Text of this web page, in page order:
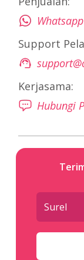
Whatsapp
Support
Kerjasama:
Hubungi